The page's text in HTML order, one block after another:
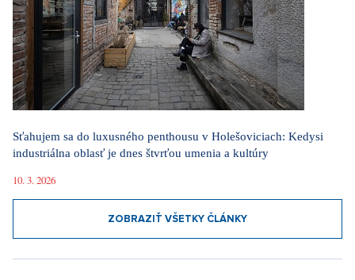
Sťahujem sa do luxusného penthousu v Holešoviciach: Kedysi
industriálna oblasť je dnes štvrťou umenia a kultúry
10. 3. 2026
ZOBRAZIŤ VŠETKY ČLÁNKY